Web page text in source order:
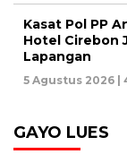
Kasat Pol PP
Hotel Cirebon
Lapangan
5 Agustus 2026 |
GAYO LUES